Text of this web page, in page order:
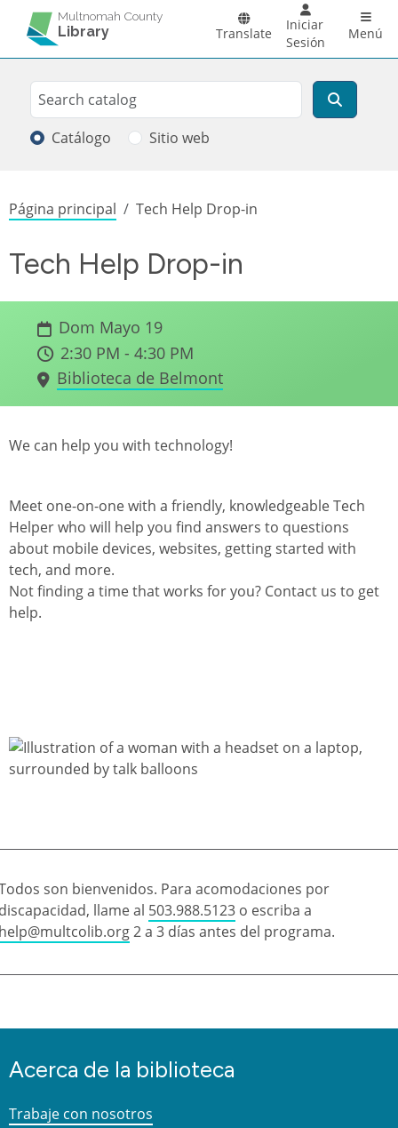
Pasar al contenido principal
Multnomah County
Library Translate
Iniciar
Sesión
Menú
Search
Buscar
Catálogo Sitio web
Sobrescribir enlaces de ayuda a la
Página principal Tech Help Drop-in
Tech Help Drop-in
Dom Mayo 19
2:30 PM - 4:30 PM
Biblioteca de Belmont
We can help you with technology!
Meet one-on-one with a friendly, knowledgeable Tech
Helper who will help you find answers to questions
about mobile devices, websites, getting started with
tech, and more.
Not finding a time that works for you? Contact us to get
help.
son bienvenidos. Para acomodaciones por
llame al 503.988.5123 o escriba a
2 a 3 días antes del programa.
Acerca de la biblioteca
Trabaje con nosotros